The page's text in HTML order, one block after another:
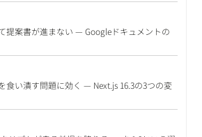
提案書が進まない — Googleドキュメントの
食い潰す問題に効く — Next.js 16.3の3つの変